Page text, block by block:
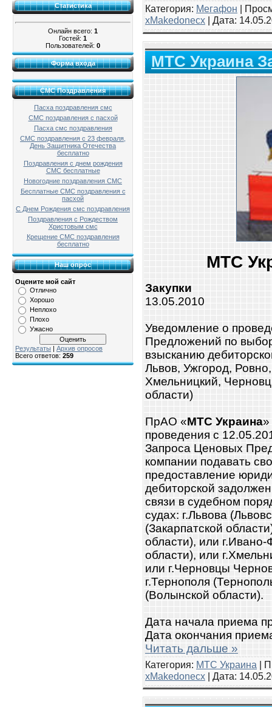
Статистика
Онлайн всего: 1
Гостей: 1
Пользователей: 0
Форма входа
СМС Поздравления
Пасха поздравления смс
СМС поздравления с пасхой
Пасха смс поздравления
СМС поздравления с 23 февраля,
День Защитника Отечества
бесплатно
Поздравления с днем рождения
СМС бесплатные
Новогодние поздравления СМС
Бесплатные СМС поздравления с
пасхой
С Днем Рождения смс поздравления
Поздравления с Рождеством
Христовым смс
Крещение СМС поздравления
бесплатно
Наш опрос
Оцените мой сайт
Отлично
Хорошо
Неплохо
Плохо
Ужасно
Результаты | Архив опросов
Всего ответов: 259
Категория: Мегафон |
xMakedonecx | Дата:
МТС Украина
МТС
Закупки
13.05.2010
Уведомление о
Предложений по
взысканию
Львов, Ужгород,
Хмельницкий,
области)
ПрАО «МТС Украина»
проведения с
Запроса Ценовых
компании подавать
предоставление
дебиторской
связи в судебном
судах: г.Львова
(Закарпатской
области), или
области), или
или г.Черновцы
г.Тернополя
(Волынской области).
Дата начала приема
Дата окончания
Читать дальше »
Категория: МТС Украина |
xMakedonecx | Дата: